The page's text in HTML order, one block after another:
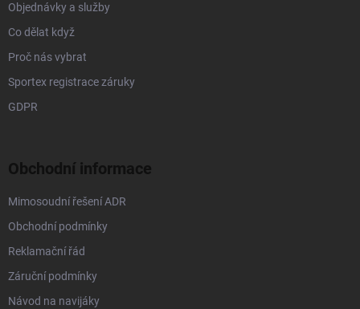
Objednávky a služby
Co dělat když
Proč nás vybrat
Sportex registrace záruky
GDPR
Obchodní informace
Mimosoudní řešení ADR
Obchodní podmínky
Reklamační řád
Záruční podmínky
Návod na navijáky